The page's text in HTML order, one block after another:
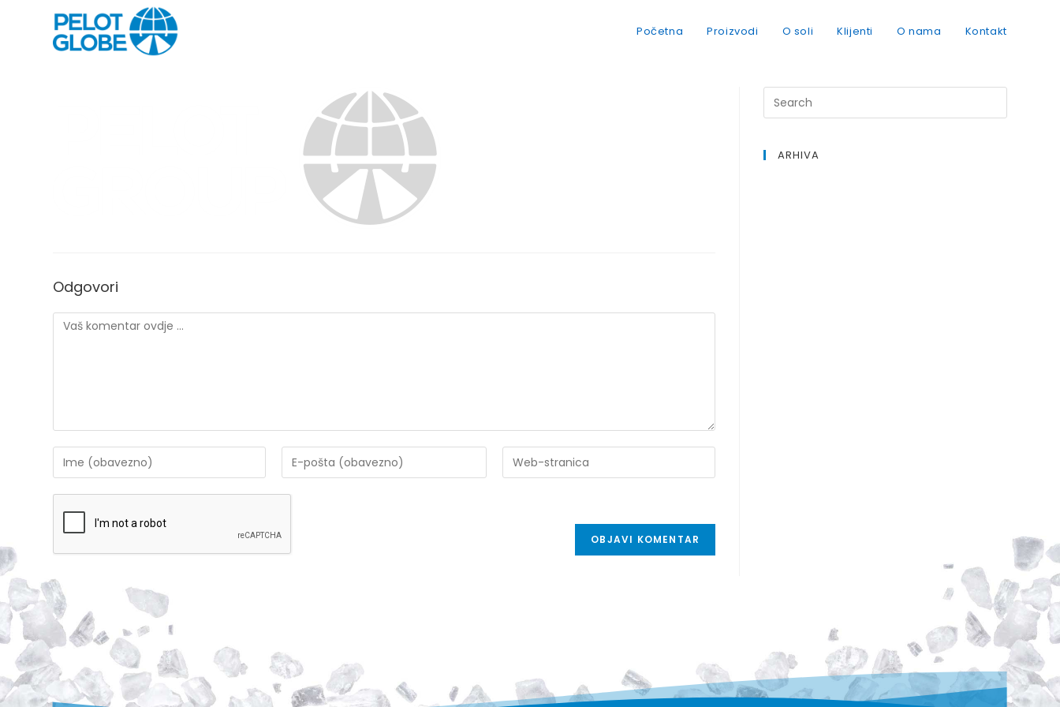
Početna Proizvodi O soli Klijenti O nama Kontakt
Odgovori
ARHIVA